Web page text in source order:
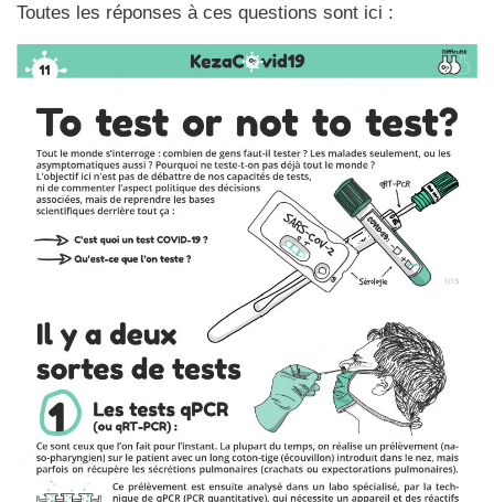
Toutes les réponses à ces questions sont ici :